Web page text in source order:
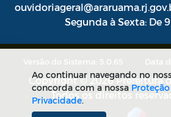
Segunda à Sexta: De
Versão do Sistema: 5.0.65 Data
Copyright © 2026 Prefeitura
Todos os direitos
Ao continuar navegando no
concorda com a nossa
Privacidade.